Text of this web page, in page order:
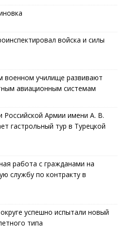
войска и силы
военном училище развивают
авиационным системам
Российской Армии имени А. В.
гастрольный тур в Турецкой
работа с гражданами на
службу по контракту в
успешно испытали новый
типа